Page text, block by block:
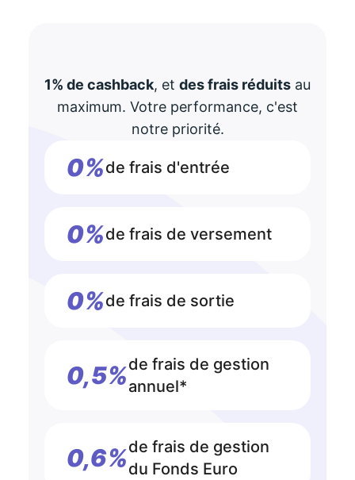
1% de cashback, et des frais réduits au
maximum. Votre performance, c'est
notre priorité.
0%de frais d'entrée
0%de frais de versement
0%de frais de sortie
0,5%de frais de gestion
annuel*
0,6%de frais de gestion
du Fonds Euro